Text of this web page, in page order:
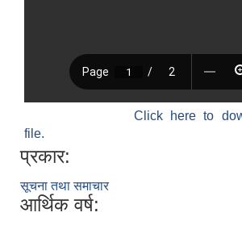
Click here to
file.
प्रकार:
सूचना तथा समाचार
आर्थिक वर्ष: